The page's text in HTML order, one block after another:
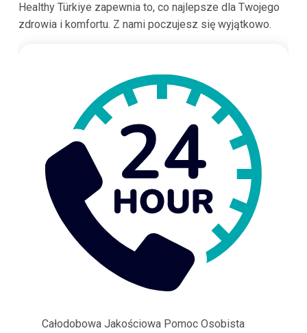
Healthy Türkiye zapewnia to, co najlepsze dla Twojego
zdrowia i komfortu. Z nami poczujesz się wyjątkowo.
Całodobowa Jakościowa Pomoc Osobista